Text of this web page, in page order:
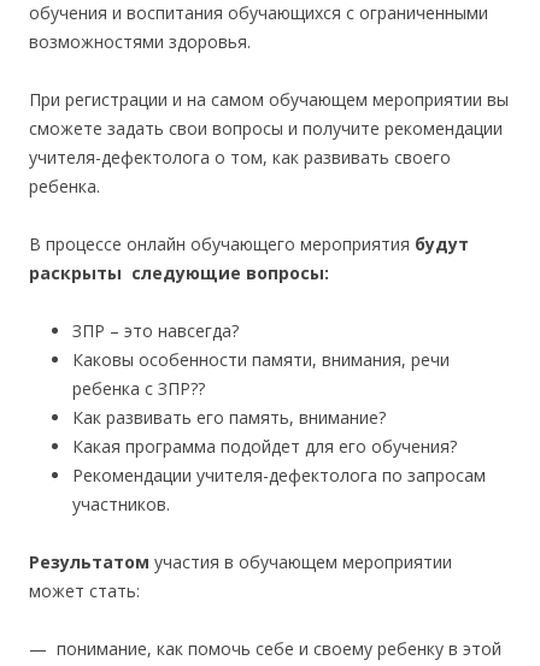
обучения и воспитания обучающихся с ограниченными
возможностями здоровья.
При регистрации и на самом обучающем мероприятии вы
сможете задать свои вопросы и получите рекомендации
учителя-дефектолога о том, как развивать своего
ребенка.
В процессе онлайн обучающего мероприятия будут
раскрыты следующие вопросы:
ЗПР – это навсегда?
Каковы особенности памяти, внимания, речи
ребенка с ЗПР??
Как развивать его память, внимание?
Какая программа подойдет для его обучения?
Рекомендации учителя-дефектолога по запросам
участников.
Результатом участия в обучающем мероприятии
может стать:
— понимание, как помочь себе и своему ребенку в этой